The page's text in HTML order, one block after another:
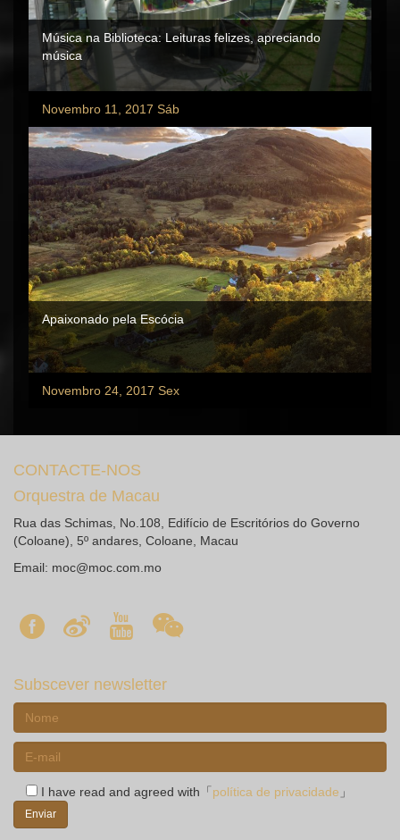
Música na Biblioteca: Leituras felizes, apreciando
música
Novembro 11, 2017 Sáb
Apaixonado pela Escócia
Novembro 24, 2017 Sex
CONTACTE-NOS
Orquestra de Macau
Rua das Schimas, No.108, Edifício de Escritórios do Governo
(Coloane), 5º andares, Coloane, Macau
Email: moc@moc.com.mo
Subscever newsletter
I have read and agreed with「política de privacidade 」